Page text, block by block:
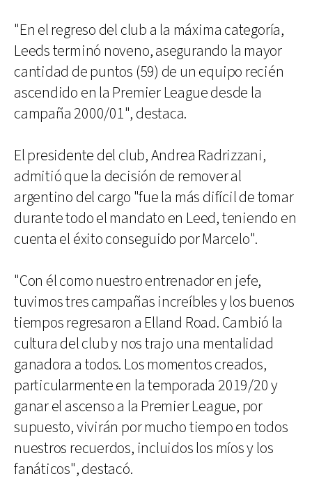
"En el regreso del club a la máxima categoría,
Leeds terminó noveno, asegurando la mayor
cantidad de puntos (59) de un equipo recién
ascendido en la Premier League desde la
campaña 2000/01", destaca.
El presidente del club, Andrea Radrizzani,
admitió que la decisión de remover al
argentino del cargo "fue la más difícil de tomar
durante todo el mandato en Leed, teniendo en
cuenta el éxito conseguido por Marcelo".
"Con él como nuestro entrenador en jefe,
tuvimos tres campañas increíbles y los buenos
tiempos regresaron a Elland Road. Cambió la
cultura del club y nos trajo una mentalidad
ganadora a todos. Los momentos creados,
particularmente en la temporada 2019/20 y
ganar el ascenso a la Premier League, por
supuesto, vivirán por mucho tiempo en todos
nuestros recuerdos, incluidos los míos y los
fanáticos", destacó.